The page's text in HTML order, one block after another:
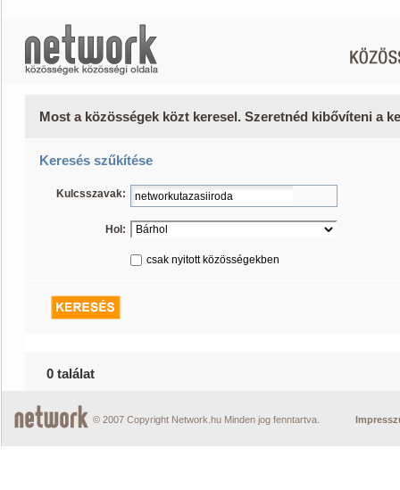
Most a közösségek közt keresel. Szeretnéd kibővíteni a
Keresés szűkítése
Kulcsszavak:
Hol:
csak nyitott közösségekben
0 találat
© 2007 Copyright Network.hu Minden jog fenntartva.